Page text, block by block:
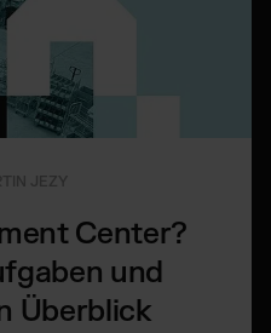
Center?
und
Überblick